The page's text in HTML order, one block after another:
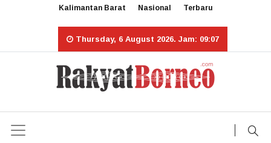
Kalimantan Barat Nasional Terbaru
Thursday, 6 August 2026. Jam: 09:07